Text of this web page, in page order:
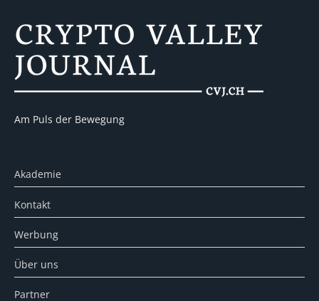
Am Puls der Bewegung
Akademie
Kontakt
Werbung
Über uns
Partner